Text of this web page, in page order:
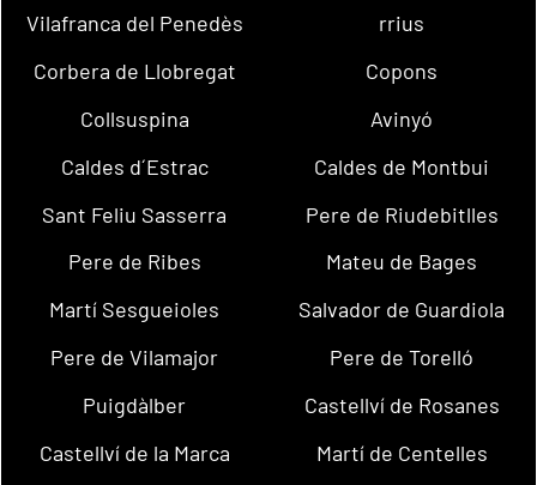
Vilafranca del Penedès
rrius
Corbera de Llobregat
Copons
Collsuspina
Avinyó
Caldes d´Estrac
Caldes de Montbui
Sant Feliu Sasserra
Pere de Riudebitlles
Pere de Ribes
Mateu de Bages
Martí Sesgueioles
Salvador de Guardiola
Pere de Vilamajor
Pere de Torelló
Puigdàlber
Castellví de Rosanes
Castellví de la Marca
Martí de Centelles